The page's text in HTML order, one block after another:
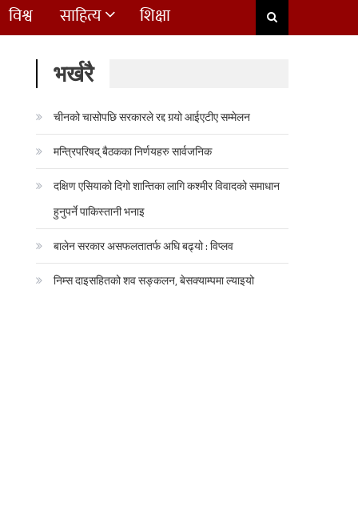
विश्व साहित्य शिक्षा
भर्खरै
चीनको चासोपछि सरकारले रद्द गर्‍यो आईएटीए सम्मेलन
मन्त्रिपरिषद् बैठकका निर्णयहरु सार्वजनिक
दक्षिण एसियाको दिगो शान्तिका लागि कश्मीर विवादको समाधान
हुनुपर्ने पाकिस्तानी भनाइ
बालेन सरकार असफलतातर्फ अघि बढ्यो : विप्लव
निम्स दाइसहितको शव सङ्कलन, बेसक्याम्पमा ल्याइयो